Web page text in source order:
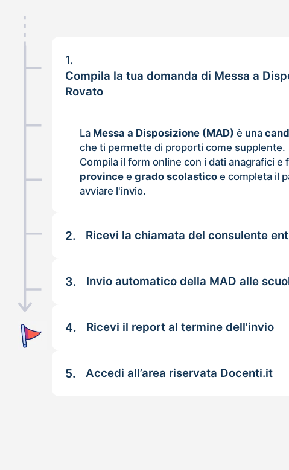
1.
Compila la tua domanda di Messa a
Rovato
La Messa a Disposizione (MAD) è una
che ti permette di proporti come supplente.
Compila il form online con i dati anagrafici e
province egrado scolastico e completa il
avviare l'invio.
2. Ricevi la chiamata del consulente
3. Invio automatico della MAD alle
4. Ricevi il report al termine dell'invio
5. Accedi all’area riservata Docenti.it